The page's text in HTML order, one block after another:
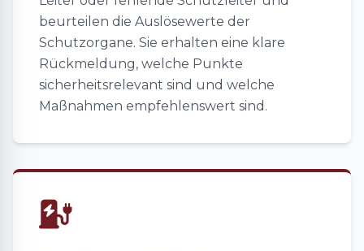
beurteilen die Auslösewerte der
Schutzorgane. Sie erhalten eine klare
Rückmeldung, welche Punkte
sicherheitsrelevant sind und welche
Maßnahmen empfehlenswert sind.